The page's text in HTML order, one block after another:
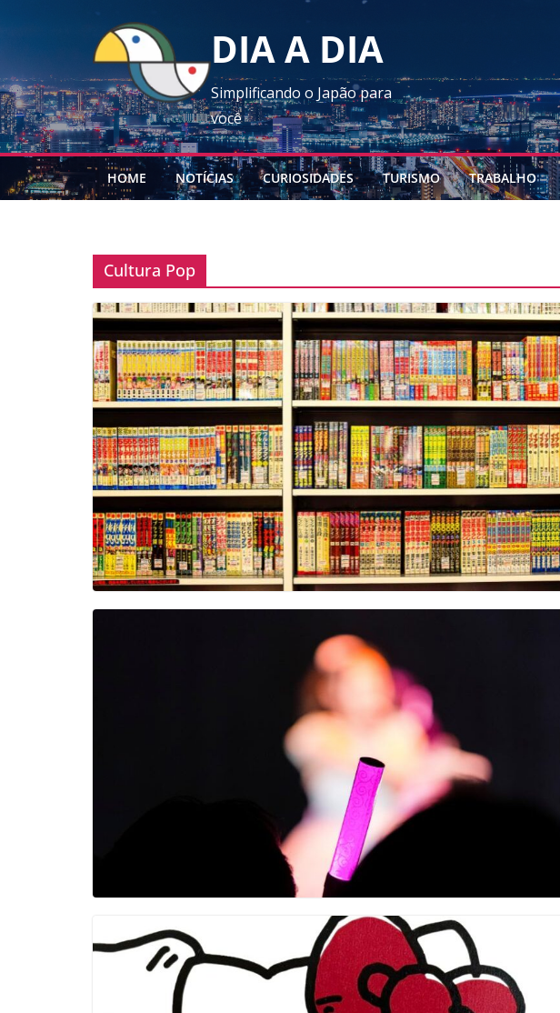
DIA A DIA
Simplificando o Japão para
você
HOME NOTÍCIAS CURIOSIDADES TURISMO TRABALHO
Cultura Pop